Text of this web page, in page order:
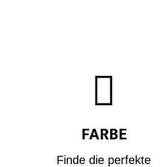

FARBE
Finde die perfekte